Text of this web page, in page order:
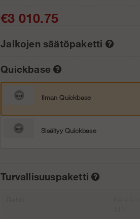
€3 010.75
Jalkojen säätöpaketti
Säätöpaketti 40 cm
Quickbase
Ilman Quickbase
Sisältyy Quickbase
Turvallisuuspaketti
Kpl: